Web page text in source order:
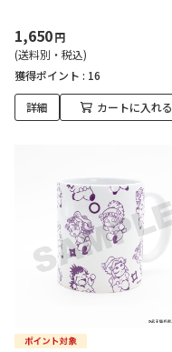
1,650円
(送料別・税込)
獲得ポイント : 16
詳細 カートに入れる